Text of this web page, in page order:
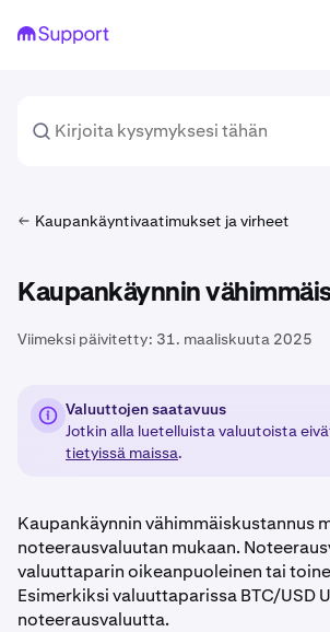
Kaupankäyntivaatimukset ja virheet
Kaupankäynnin
Viimeksi päivitetty: 31. maaliskuuta 2025
Valuuttojen saatavuus
Jotkin alla luetelluista valuutoista
tietyissä maissa.
Kaupankäynnin vähimmäiskustannus
noteerausvaluutan mukaan.
valuuttaparin oikeanpuoleinen tai
Esimerkiksi valuuttaparissa BTC/USD
noteerausvaluutta.